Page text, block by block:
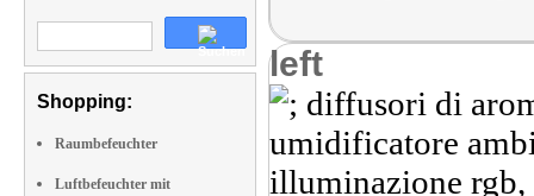
Shopping:
Raumbefeuchter
Luftbefeuchter mit
left